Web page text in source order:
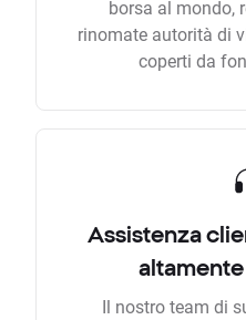
borsa al mondo,
rinomate autorità di
coperti da
Assistenza
Il nostro team di